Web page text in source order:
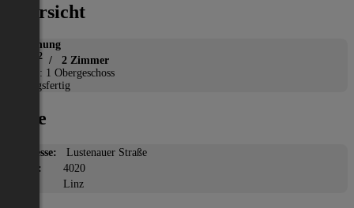
Übersicht
Wohnung
2 / 2 Zimmer
Etage: 1 Obergeschoss
Bezugsfertig
Lage
Adresse:
Lustenauer Straße
PLZ:
4020
Linz